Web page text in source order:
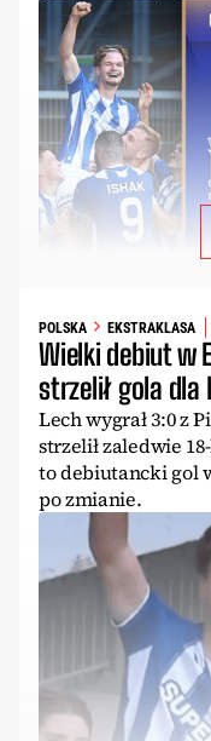
POLSKA EKSTRAKLASA
Wielki debiut w
strzelił gola dla
Lech wygrał 3:0 z
strzelił zaledwie
to debiutancki gol
po zmianie.